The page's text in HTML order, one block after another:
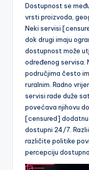
Dostupnost se
vrsti proizvoda,
Neki servisi
dok drugi imaju
dostupnost može
određenog servisa.
područjima često
ruralnim. Radno
servisi rade duže
povećava njihovu
[censured]
dostupni 24/7.
različite politike
percepciju